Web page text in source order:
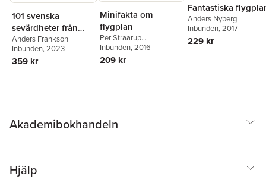
101 svenska
sevärdheter från
kalla kriget
Anders Frankson
Inbunden, 2023
359 kr
Minifakta om
flygplan
Per Straarup
Søndergaard
Inbunden, 2016
209 kr
Fantastiska
Anders Nyberg
Inbunden, 2017
229 kr
Akademibokhandeln
Hjälp